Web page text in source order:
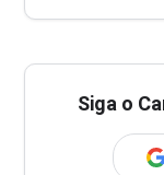
Siga o